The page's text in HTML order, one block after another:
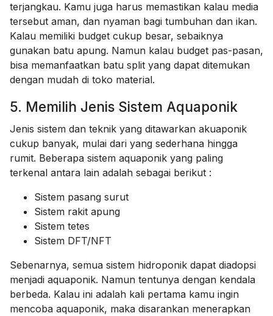
terjangkau. Kamu juga harus memastikan kalau media
tersebut aman, dan nyaman bagi tumbuhan dan ikan.
Kalau memiliki budget cukup besar, sebaiknya
gunakan batu apung. Namun kalau budget pas-pasan,
bisa memanfaatkan batu split yang dapat ditemukan
dengan mudah di toko material.
5. Memilih Jenis Sistem Aquaponik
Jenis sistem dan teknik yang ditawarkan akuaponik
cukup banyak, mulai dari yang sederhana hingga
rumit. Beberapa sistem aquaponik yang paling
terkenal antara lain adalah sebagai berikut :
Sistem pasang surut
Sistem rakit apung
Sistem tetes
Sistem DFT/NFT
Sebenarnya, semua sistem hidroponik dapat diadopsi
menjadi aquaponik. Namun tentunya dengan kendala
berbeda. Kalau ini adalah kali pertama kamu ingin
mencoba aquaponik, maka disarankan menerapkan